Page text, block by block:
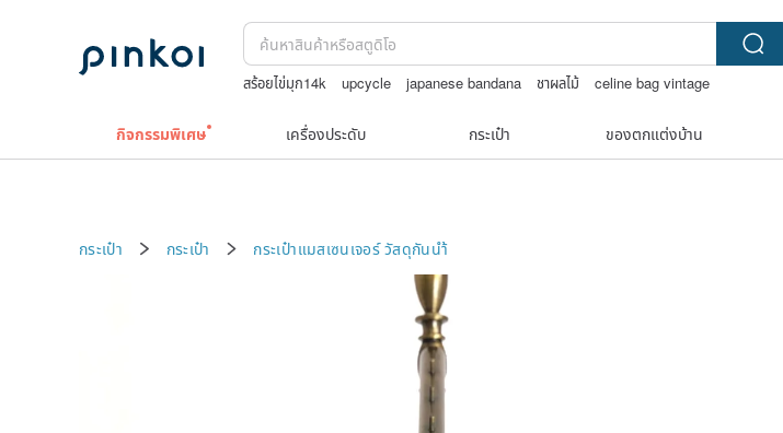
สร้อยไข่มุก14k upcycle japanese bandana ชาผลไม้
celine bag vintage
กิจกรรมพิเศษ เครื่องประดับ กระเป๋า ของตกแต่งบ้าน
กระเป๋า กระเป๋า กระเป๋าแมสเซนเจอร์ วัสดุกันนำ้